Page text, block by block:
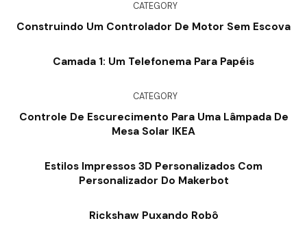
CATEGORY
Construindo Um Controlador De Motor Sem Escova
Camada 1: Um Telefonema Para Papéis
CATEGORY
Controle De Escurecimento Para Uma Lâmpada De
Mesa Solar IKEA
Estilos Impressos 3D Personalizados Com
Personalizador Do Makerbot
Rickshaw Puxando Robô